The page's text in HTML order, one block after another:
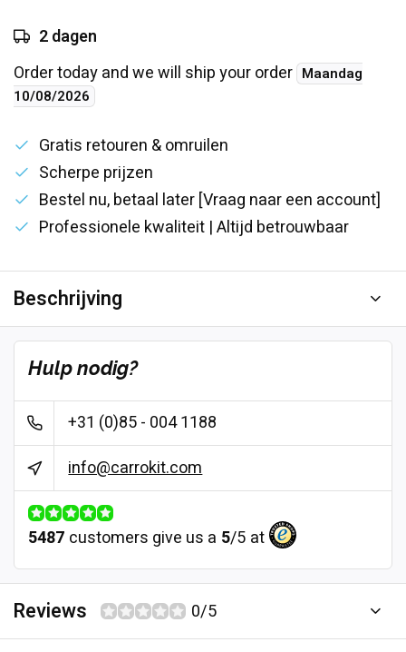
2 dagen
Order today and we will ship your order Maandag
10/08/2026
Gratis retouren & omruilen
Scherpe prijzen
Bestel nu, betaal later [Vraag naar een account]
Professionele kwaliteit | Altijd betrouwbaar
Beschrijving
Hulp nodig?
+31 (0)85 - 004 1188
info@carrokit.com
5487 customers give us a 5/5 at
Reviews 0/5